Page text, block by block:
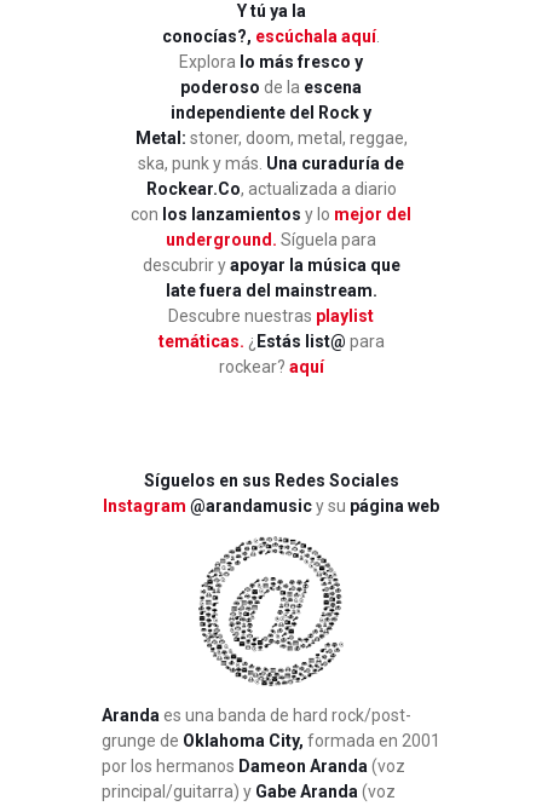
Y tú ya la
conocías?, escúchala aquí.
Explora lo más fresco y
poderoso de la escena
independiente del Rock y
Metal: stoner, doom, metal, reggae,
ska, punk y más. Una curaduría de
Rockear.Co, actualizada a diario
con los lanzamientos y lo mejor del
underground. Síguela para
descubrir yapoyar la música que
late fuera del mainstream.
Descubre nuestras playlist
temáticas. ¿ Estás list@ para
rockear? aquí
Síguelos en sus Redes Sociales
Instagram @arandamusicy su página web
Aranda es una banda de hard rock/post-
grunge de Oklahoma City, formada en 2001
por los hermanos Dameon Aranda (voz
principal/guitarra) y Gabe Aranda (voz